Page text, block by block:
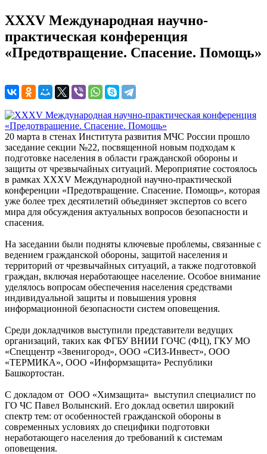
ХХХV Международная научно-
практическая конференция
«Предотвращение. Спасение. Помощь»
20 марта в стенах Института развития МЧС России прошло
заседание секции №22, посвященной новым подходам к
подготовке населения в области гражданской обороны и
защиты от чрезвычайных ситуаций. Мероприятие состоялось
в рамках ХХХV Международной научно-практической
конференции «Предотвращение. Спасение. Помощь», которая
уже более трех десятилетий объединяет экспертов со всего
мира для обсуждения актуальных вопросов безопасности и
спасения.
На заседании были подняты ключевые проблемы, связанные с
ведением гражданской обороны, защитой населения и
территорий от чрезвычайных ситуаций, а также подготовкой
граждан, включая неработающее население. Особое внимание
уделялось вопросам обеспечения населения средствами
индивидуальной защиты и повышения уровня
информационной безопасности систем оповещения.
Среди докладчиков выступили представители ведущих
организаций, таких как ФГБУ ВНИИ ГОЧС (ФЦ), ГКУ МО
«Спеццентр «Звенигород», ООО «СИЗ-Инвест», ООО
«ТЕРМИКА», ООО «Информзащита» Республики
Башкортостан.
С докладом от ООО «Химзащита» выступил специалист по
ГО ЧС Павел Волынский. Его доклад осветил широкий
спектр тем: от особенностей гражданской обороны в
современных условиях до специфики подготовки
неработающего населения до требований к системам
оповещения.